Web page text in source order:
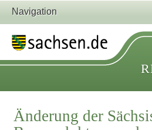
Navigation
Änderung der